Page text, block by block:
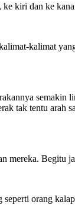
ke kiri dan ke
kalimat
semakin
tak tentu arah
mereka. Begitu
seperti orang